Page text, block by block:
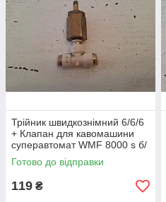
Трійник швидкознімний 6/6/6
+ Клапан для кавомашини
суперавтомат WMF 8000 s б/
у 1 шт.
Готово до відправки
119 ₴